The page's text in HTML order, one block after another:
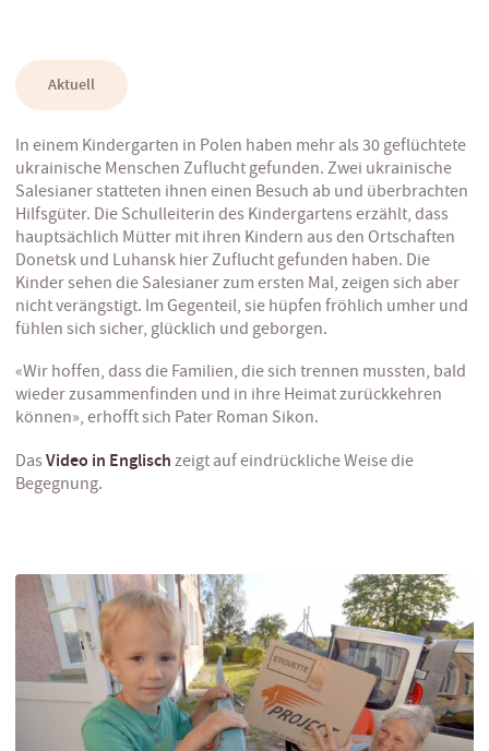
In einem Kindergarten in Polen haben mehr als 30 geflüchtete
ukrainische Menschen Zuflucht gefunden. Zwei ukrainische
Salesianer statteten ihnen einen Besuch ab und überbrachten
Hilfsgüter. Die Schulleiterin des Kindergartens erzählt, dass
hauptsächlich Mütter mit ihren Kindern aus den Ortschaften
Donetsk und Luhansk hier Zuflucht gefunden haben. Die
Kinder sehen die Salesianer zum ersten Mal, zeigen sich aber
nicht verängstigt. Im Gegenteil, sie hüpfen fröhlich umher und
fühlen sich sicher, glücklich und geborgen.
«Wir hoffen, dass die Familien, die sich trennen mussten, bald
wieder zusammenfinden und in ihre Heimat zurückkehren
können», erhofft sich Pater Roman Sikon.
Das Video in Englisch zeigt auf eindrückliche Weise die
Begegnung.
Aktuell